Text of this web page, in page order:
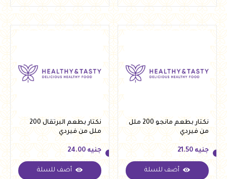
نكتار بطعم مانجو 200 ملل
من فيردي
جنيه
جنيه 21.50
أضف للسلة
نكتار بطعم البرتقال 200
ملل من فيردي
جنيه
جنيه 24.00
أضف للسلة